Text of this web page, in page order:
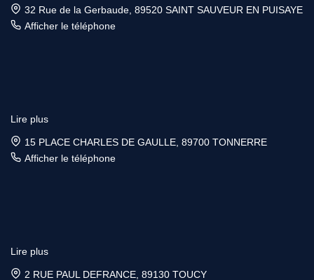
32 Rue de la Gerbaude, 89520 SAINT SAUVEUR EN PUISAYE
Afficher le téléphone
Lire plus
15 PLACE CHARLES DE GAULLE, 89700 TONNERRE
Afficher le téléphone
Lire plus
2 RUE PAUL DEFRANCE, 89130 TOUCY